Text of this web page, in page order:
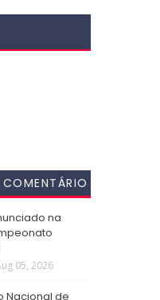
COMENTÁRIO
na
05, 2026
Nacional de